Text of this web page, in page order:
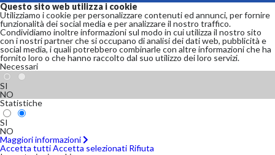
Questo sito web utilizza i cookie
Utilizziamo i cookie per personalizzare contenuti ed annunci, per fornire
funzionalità dei social media e per analizzare il nostro traffico.
Condividiamo inoltre informazioni sul modo in cui utilizza il nostro sito
con i nostri partner che si occupano di analisi dei dati web, pubblicità e
social media, i quali potrebbero combinarle con altre informazioni che ha
fornito loro o che hanno raccolto dal suo utilizzo dei loro servizi.
Necessari
SI
NO
Statistiche
SI
NO
Maggiori informazioni
Accetta tuttiAccetta selezionati Rifiuta